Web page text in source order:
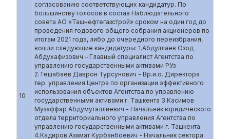
10
согласованию соответствующих кандидатур. По
большинству голосов в состав Наблюдательного
совета АО «Ташнефтегазстрой» сроком на один год до
проведения годового общего собрания акционеров по
итогам 2021 года, либо до очередного переизбрания,
вошли следующие кандидатуры: 1.Абдуллаев Озод
Абдухафизович – Главный специалист Агентства по
управлению государственными активами РУз
2.Тешабаев Даврон Турсунович - Вр.и.о. Директора
тер. управления Центра по организации эффективного
использования объектов Агентства по управлению
государственными активами г. Ташкента 3.Касимов
Музаффар Абдумуталлиевич - Начальник юридического
отдела территориального управления Агентства по
управлению государственными активами г. Ташкента
4.Кадиров Азамат Курбанбоевич - Начальник сектора